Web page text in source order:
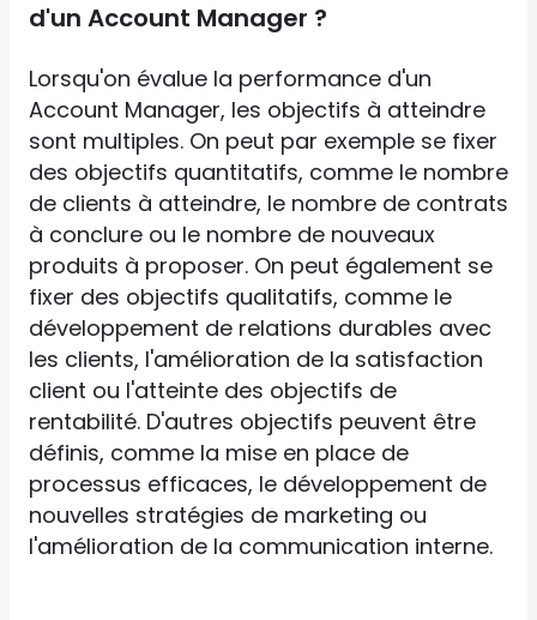
d'un Account Manager ?
Lorsqu'on évalue la performance d'un
Account Manager, les objectifs à atteindre
sont multiples. On peut par exemple se fixer
des objectifs quantitatifs, comme le nombre
de clients à atteindre, le nombre de contrats
à conclure ou le nombre de nouveaux
produits à proposer. On peut également se
fixer des objectifs qualitatifs, comme le
développement de relations durables avec
les clients, l'amélioration de la satisfaction
client ou l'atteinte des objectifs de
rentabilité. D'autres objectifs peuvent être
définis, comme la mise en place de
processus efficaces, le développement de
nouvelles stratégies de marketing ou
l'amélioration de la communication interne.